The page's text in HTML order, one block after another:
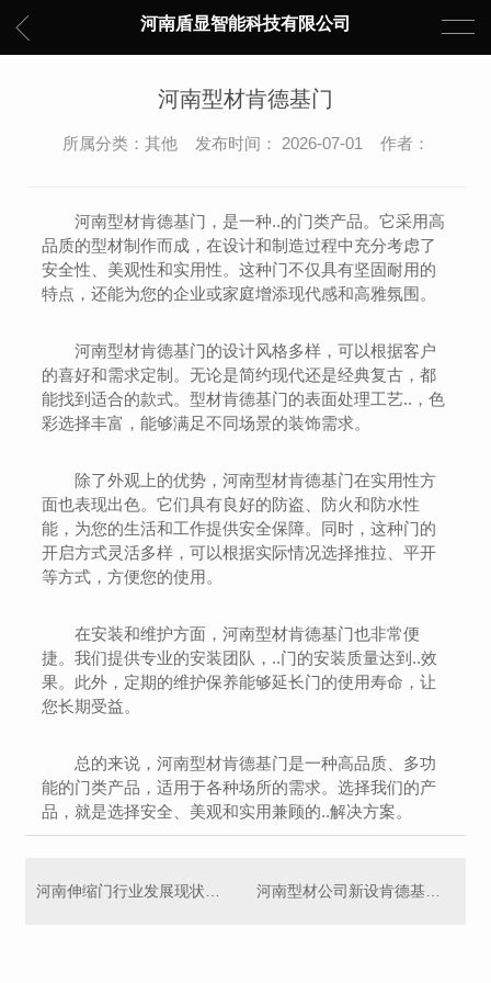
河南盾显智能科技有限公司
河南型材肯德基门
所属分类：其他 发布时间： 2026-07-01 作者：
河南型材肯德基门，是一种..的门类产品。它采用高
品质的型材制作而成，在设计和制造过程中充分考虑了
安全性、美观性和实用性。这种门不仅具有坚固耐用的
特点，还能为您的企业或家庭增添现代感和高雅氛围。
河南型材肯德基门的设计风格多样，可以根据客户
的喜好和需求定制。无论是简约现代还是经典复古，都
能找到适合的款式。型材肯德基门的表面处理工艺..，色
彩选择丰富，能够满足不同场景的装饰需求。
除了外观上的优势，河南型材肯德基门在实用性方
面也表现出色。它们具有良好的防盗、防火和防水性
能，为您的生活和工作提供安全保障。同时，这种门的
开启方式灵活多样，可以根据实际情况选择推拉、平开
等方式，方便您的使用。
在安装和维护方面，河南型材肯德基门也非常便
捷。我们提供专业的安装团队，..门的安装质量达到..效
果。此外，定期的维护保养能够延长门的使用寿命，让
您长期受益。
总的来说，河南型材肯德基门是一种高品质、多功
能的门类产品，适用于各种场所的需求。选择我们的产
品，就是选择安全、美观和实用兼顾的..解决方案。